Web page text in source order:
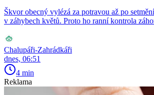
Škvor obecný vylézá za potravou až po
v záhybech květů. Proto ho ranní kontrola
Chalupáři-Zahrádkáři
dnes, 06:51
4 min
Reklama